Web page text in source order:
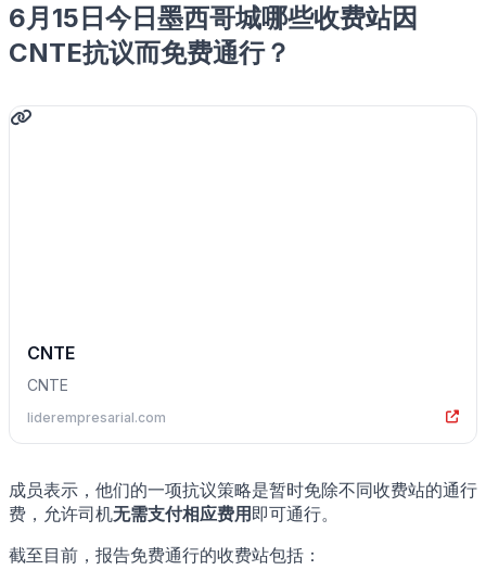
6月15日今日墨西哥城哪些收费站因
CNTE抗议而免费通行？
CNTE
CNTE
liderempresarial.com
成员表示，他们的一项抗议策略是暂时免除不同收费站的通行
费，允许司机无需支付相应费用即可通行。
截至目前，报告免费通行的收费站包括：